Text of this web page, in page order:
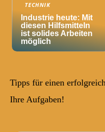
TECHNIK
Industrie heute: Mit
diesen Hilfsmitteln
ist solides Arbeiten
möglich
Tipps für einen
Ihre Aufgaben!